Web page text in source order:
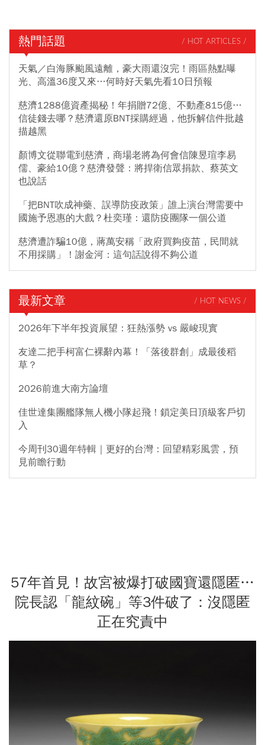
熱門話題 / HOT ARTICLES /
天氣／白海豚颱風遠離，豪大雨還沒完！雨區熱點曝
光、高溫36度又來…何時好天氣先看10日預報
慈濟1288億資產揭秘！年捐贈72億、不動產815億…
信徒錢去哪？慈濟還原BNT採購經過，他拆解信件批越
描越黑
顏博文從聯電到慈濟，商場老將為何會信陳昱瑄李易
儒、豪給10億？慈濟發聲：將捍衛信眾捐款、蔡英文
也說話
「把BNT吹成神藥、誤導防疫政策」誰上演台灣需要中
國施予恩惠的大戲？杜奕瑾：還防疫團隊一個公道
慈濟遭詐騙10億，蔣萬安稱「政府買夠疫苗，民間就
不用採購」！謝金河：這句話說得不夠公道
最新文章 / HOT NEWS /
2026年下半年投資展望：狂熱漲勢 vs 嚴峻現實
友達二把手柯富仁裸辭內幕！「落後群創」成最後稻
草？
2026前進大南方論壇
佳世達集團艦隊無人機小隊起飛！鎖定美日頂級客戶切
入
今周刊30週年特輯｜更好的台灣：回望精彩風雲，預
見前瞻行動
57年首見！故宮被爆打破國寶還隱匿…
院長認「龍紋碗」等3件破了：沒隱匿
正在究責中